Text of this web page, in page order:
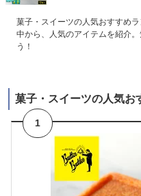
菓子・スイーツの人気おすすめ
中から、人気のアイテムを紹介
う！
菓子・スイーツの人気お
1